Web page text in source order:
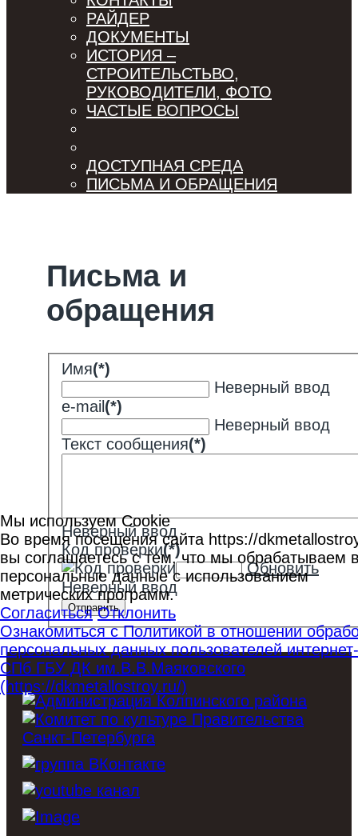
РАЙДЕР
ДОКУМЕНТЫ
ИСТОРИЯ –
СТРОИТЕЛЬСТЬВО,
РУКОВОДИТЕЛИ, ФОТО
ЧАСТЫЕ ВОПРОСЫ
ДОСТУПНАЯ СРЕДА
ПИСЬМА И ОБРАЩЕНИЯ
Письма и
обращения
Имя(*)
Неверный ввод
e-mail (*)
Неверный ввод
Текст сообщения(*)
Неверный ввод
Код проверки(*)
Обновить
Неверный ввод
Отправить
Мы используем Cookie
Во время посещения сайта https://
вы соглашаетесь с тем, что мы обрабатываем
персональные данные с использованием
метрических программ.
Согласиться Отклонить
Ознакомиться с Политикой в отношении
персональных данных пользователей
СПб ГБУ ДК им.В.В.Маяковского
(https://dkmetallostroy.ru/)